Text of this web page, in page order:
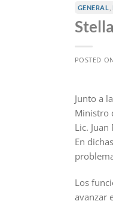
GENERAL
POSTED
Junto a
Ministro
Lic.
En
Los
avanzar